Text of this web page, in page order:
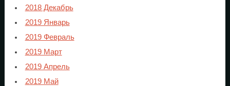
2018 Декабрь
2019 Январь
2019 Февраль
2019 Март
2019 Апрель
2019 Май